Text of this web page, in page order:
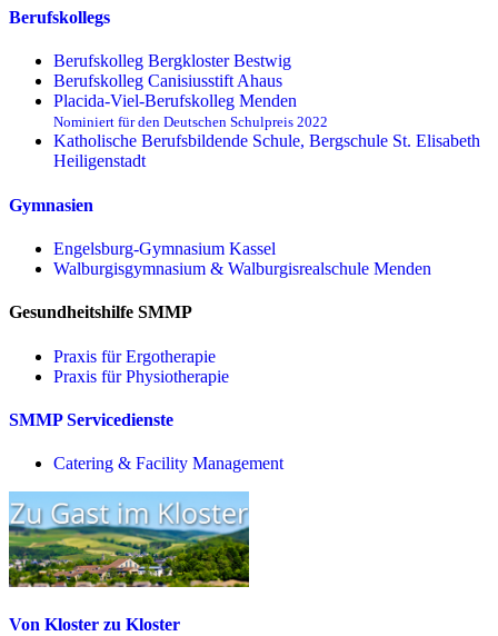
Berufskollegs
Berufskolleg Bergkloster Bestwig
Berufskolleg Canisiusstift Ahaus
Placida-Viel-Berufskolleg Menden
Nominiert für den Deutschen Schulpreis 2022
Katholische Berufsbildende Schule, Bergschule St. Elisabeth
Heiligenstadt
Gymnasien
Engelsburg-Gymnasium Kassel
Walburgisgymnasium & Walburgisrealschule Menden
Gesundheitshilfe SMMP
Praxis für Ergo­therapie
Praxis für Physio­therapie
SMMP Servicedienste
Catering & Facility Management
Von Kloster zu Kloster